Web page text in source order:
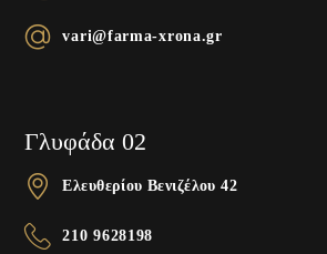
vari@farma-xrona.gr
Γλυφάδα 02
Ελευθερίου Βενιζέλου 42
210 9628198